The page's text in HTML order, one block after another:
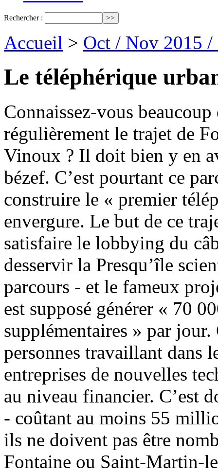
Rechercher :
Accueil > Oct / Nov 2015 /
Le téléphérique
Connaissez-vous
régulièrement le trajet de
Vinoux ? Il doit bien y en
bézef. C’est pourtant ce
construire le « premier
envergure. Le but de ce
satisfaire le lobbying du
desservir la Presqu’île
parcours - et le fameux
est supposé générer « 70
supplémentaires » par
personnes travaillant dans
entreprises de nouvelles
au niveau financier. C’est
- coûtant au moins 55
ils ne doivent pas être
Fontaine ou Saint-Martin-